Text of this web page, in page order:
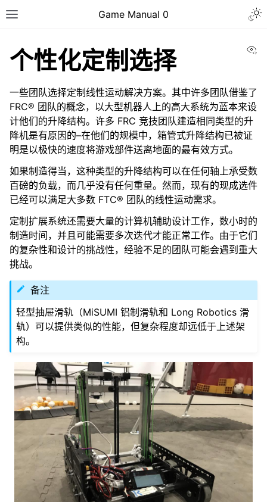
Toggle site navigation sidebar
Game Manual 0
navigation of 组建一个团队
navigation of 设计技巧
navigation of 定制制造
navigation of 常见机械结构
navigation of 传动系统
navigation of 动力传输
navigation of 线性运动导轨
个性化定制选择
一些团队选择定制线性运动解决方案。其中许多团队借鉴了
FRC® 团队的概念，以大型机器人上的高大系统为蓝本来设
计他们的升降结构。许多 FRC 竞技团队建造相同类型的升
降机是有原因的–在他们的规模中，箱管式升降结构已被证
明是以极快的速度将游戏部件送离地面的最有效方式。
如果制造得当，这种类型的升降结构可以在任何轴上承受数
百磅的负载，而几乎没有任何重量。然而，现有的现成选件
已经可以满足大多数 FTC® 团队的线性运动需求。
定制扩展系统还需要大量的计算机辅助设计工作，数小时的
制造时间，并且可能需要多次迭代才能正常工作。由于它们
的复杂性和设计的挑战性，经验不足的团队可能会遇到重大
挑战。
备注
轻型抽屉滑轨（MiSUMI 铝制滑轨和 Long Robotics 滑
轨）可以提供类似的性能，但复杂程度却远低于上述架
构。